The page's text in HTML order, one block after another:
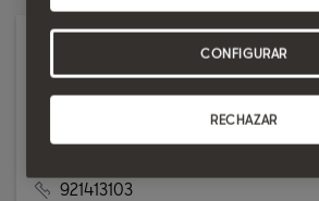
921413103
RECHAZAR
CONFIGURAR